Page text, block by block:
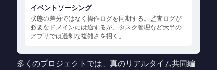
イベントソーシング
状態の差分ではなく操作ログを同期する。監査ログが
必要なドメインには適するが、タスク管理など大半の
アプリでは過剰な複雑さを招く。
多くのプロジェクトでは、真のリアルタイム共同編